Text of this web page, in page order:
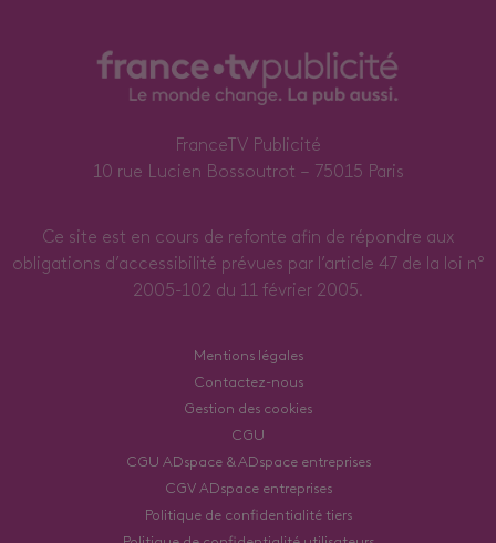
FranceTV Publicité
10 rue Lucien Bossoutrot – 75015 Paris
Ce site est en cours de refonte afin de répondre aux
obligations d’accessibilité prévues par l’article 47 de la loi n°
2005-102 du 11 février 2005.
Mentions légales
Contactez-nous
Gestion des cookies
CGU
CGU ADspace & ADspace entreprises
CGV ADspace entreprises
Politique de confidentialité tiers